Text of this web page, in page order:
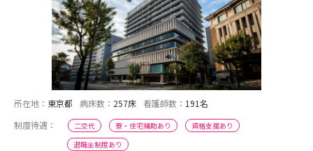
所在地： 東京都 病床数： 257床 看護師数： 191名
制度待遇：
二交代 寮・住宅補助あり
資格支援あり
退職金制度あり